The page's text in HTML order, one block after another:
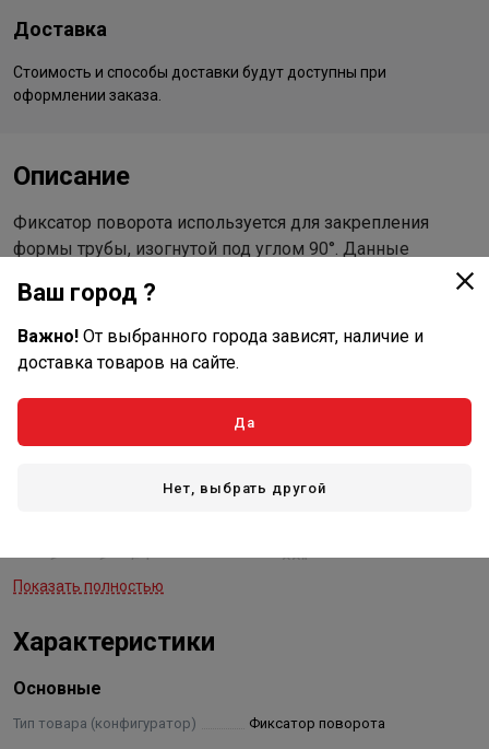
Доставка
Стоимость и способы доставки будут доступны при
оформлении заказа.
Описание
Фиксатор поворота используется для закрепления
формы трубы, изогнутой под углом 90°. Данные
подведения трубопровода к коллекторному шкафу
(ШРН, ШРНГ, ШРВ), прибору отопления, коллектору,
узлу нижнего подключения и прочему оборудованию.
простой монтаж и надежную фиксацию трубы,
защищает от изломов, загибов и внешних
оцинкованной стали и подходят для всех видов
изгиба трубы: 5d; угол поворота: 90°.
Показать полностью
Характеристики
Основные
Тип товара (конфигуратор) Фиксатор поворота
Ваш город ?
Важно! От выбранного города зависят, наличие и
доставка товаров на сайте.
Да
Нет, выбрать другой